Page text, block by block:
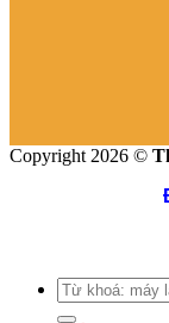
Copyright 2026 ©
Search
for: